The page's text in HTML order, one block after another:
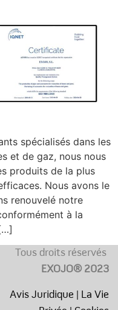
spécialisés dans les
et de gaz, nous nous
produits de la plus
Nous avons le
renouvelé notre
à la
Tous droits réservés
EXOJO® 2023
Avis Juridique
La Vie